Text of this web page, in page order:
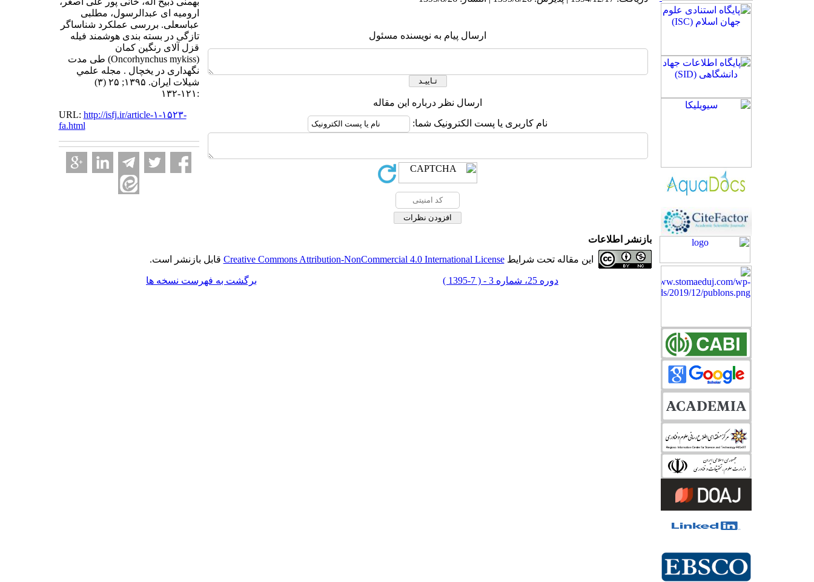
ارسال پیام به نویسنده مسئول
ارسال نظر درباره این مقاله
نام کاربری یا پست الکترونیک شما:
ارومیه ای عبدالرسول، مطلبی
عباسعلی. بررسی عملکرد شناساگر
تازگی در بسته بندی هوشمند فیله
قزل آلای رنگین کمان
(Oncorhynchus mykiss) طی مدت
نگهداری در یخچال . مجله علمي
شيلات ايران. ۱۳۹۵; ۲۵ (۳)
:۱۲۱-۱۳۲
URL: http://isfj.ir/article-۱-۱۵۲۳-
fa.html
بازنشر اطلاعات
این مقاله تحت شرایطCreative Commons Attribution-NonCommercial 4.0 International License قابل بازنشر است.
دوره 25، شماره 3 - ( 7-1395 ) برگشت به فهرست نسخه ها